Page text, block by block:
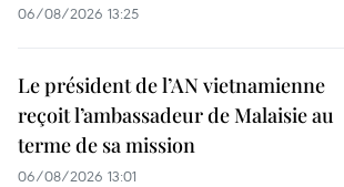
06/08/2026 13:25
Le président de l’AN vietnamienne
reçoit l’ambassadeur de Malaisie au
terme de sa mission
06/08/2026 13:01